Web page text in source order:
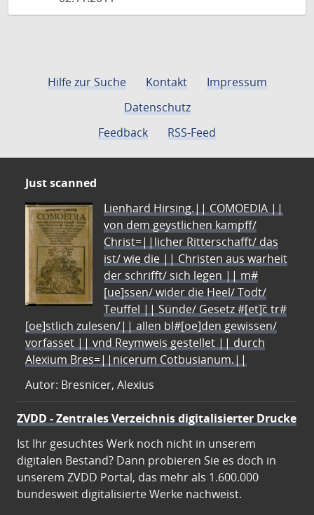
Hilfe zur Suche Kontakt
Impressum
Datenschutz
Feedback
RSS-Feed
Just scanned
Lienhard Hirsing.|| COMOEDIA ||
von dem geystlichen kampff/
Christ=||licher Ritterschafft/ das
ist/ wie die || Christen aus warheit
der schrifft/ sich legen || m#
[ue]ssen/ wider die Heel/ Todt/
Teuffel || Sünde/ Gesetz #[et]c̃ tr#
[oe]stlich zulesen/|| allen bl#[oe]den gewissen/
vorfasset || vnd Reymweis gestellet || durch
Alexium Bres=||nicerum Cotbusianum.||
Autor: Bresnicer, Alexius
ZVDD - Zentrales Verzeichnis digitalisierter Drucke
Ist Ihr gesuchtes Werk noch nicht in unserem
digitalen Bestand? Dann probieren Sie es doch in
unserem ZVDD Portal, das mehr als 1.600.000
bundesweit digitalisierte Werke nachweist.